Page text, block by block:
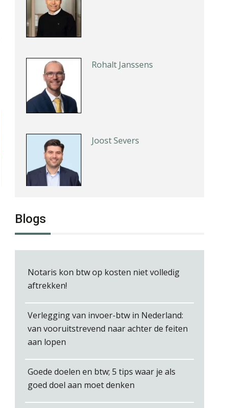
Rohalt Janssens
Joost Severs
Winfred Merkus
Blogs
Notaris kon btw op kosten niet volledig
aftrekken!
Verlegging van invoer-btw in Nederland:
van vooruitstrevend naar achter de feiten
aan lopen
Goede doelen en btw; 5 tips waar je als
goed doel aan moet denken